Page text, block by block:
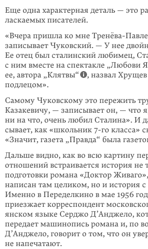
Еще одна характерная деталь — это
ласкаемых писателей.
«Вчера пришла ко мне Тренёва-
записывает Чуковский. — У нее
Ее отец был сталинский любимец,
с ним вместе на спектакле „Любови
ее, автора „Клятвы“
, назвал
подлецом».
Самому Чуковскому это пережить
Казакевичу, — записы­вает он, — что
ни на что, очень любил Сталина». И
сывает, как «школьник 7-го класса»
«Значит, газета „Правда“ была
Дальше видно, как во всю картину
отношений встраивается история не
подготовки романа «Доктор
написан там целиком, но и история
Именно в Переделкино в мае 1956
приезжает корреспондент
янском языке Серджо Д’Анджело,
передает машинопись романа и, по
Д’Анджело, говорит о том, что он
не напечатают.